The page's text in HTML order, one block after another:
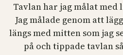
Tavlan har jag målat
Jag målade genom att
längs med mitten som jag
på och tippade tavlan